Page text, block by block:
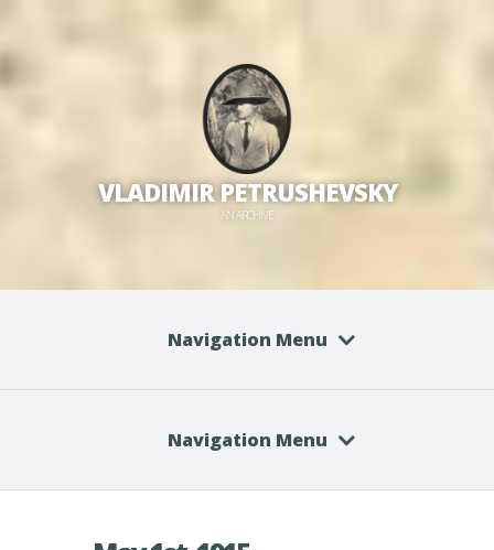
VLADIMIR PETRUSHEVSKY
AN ARCHIVE
Navigation Menu
Navigation Menu